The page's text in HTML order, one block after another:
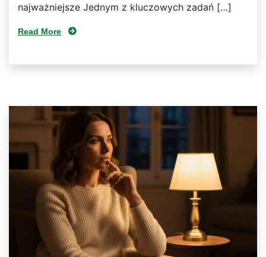
najważniejsze Jednym z kluczowych zadań […]
Read More